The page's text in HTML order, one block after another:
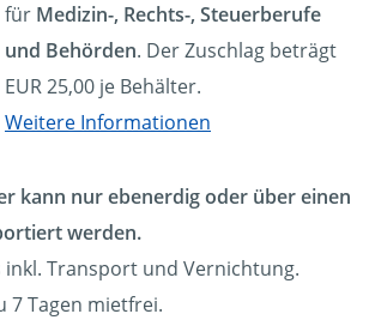
für Medizin-, Rechts-, Steuerberufe
und Behörden. Der Zuschlag beträgt
EUR 25,00 je Behälter.
Weitere Informationen
kann nur ebenerdig oder über einen
werden.
inkl. Transport und Vernichtung.
7 Tagen mietfrei.